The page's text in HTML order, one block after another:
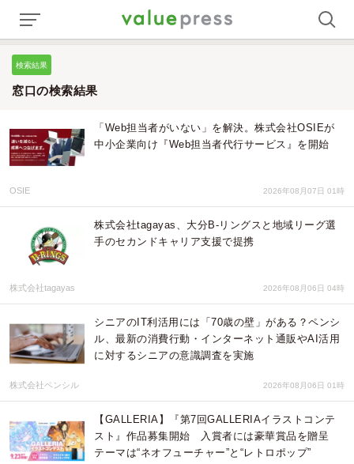
検索結果
窓口の検索結果
「Web担当者がいない」を解決。株式会社OSIEが
中小企業向け『Web担当者代行サービス』を開始
OSIE 2026年08月07日 01時
株式会社tagayas、大分B-リングスと地域リーグ選
手のセカンドキャリア支援で提携
株式会社tagayas 2026年08月06日 04時
シニアのIT利活用には「70歳の壁」がある？ペンシ
ル、最新の消費行動・インターネット通販やAI活用
に対するシニアの意識調査を実施
株式会社ペンシル 2026年08月06日 01時
【GALLERIA】『第7回GALLERIAイラストコンテ
スト』作品募集開始 入賞者には豪華賞品を贈呈
テーマは“ネオフューチャー”と“レトロポップ”